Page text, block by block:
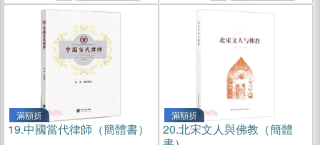
滿額折
19.中國當代律師（簡體書）
滿額折
20.北宋文人與佛教（簡體